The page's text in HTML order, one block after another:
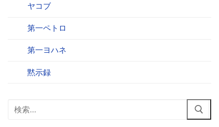
ヤコブ
第一ペトロ
第一ヨハネ
黙示録